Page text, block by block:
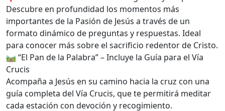
Descubre en profundidad los momentos más
importantes de la Pasión de Jesús a través de un
formato dinámico de preguntas y respuestas. Ideal
para conocer más sobre el sacrificio redentor de Cristo.
🛤 “El Pan de la Palabra” – Incluye la Guía para el Vía
Crucis
Acompaña a Jesús en su camino hacia la cruz con una
guía completa del Vía Crucis, que te permitirá meditar
cada estación con devoción y recogimiento.